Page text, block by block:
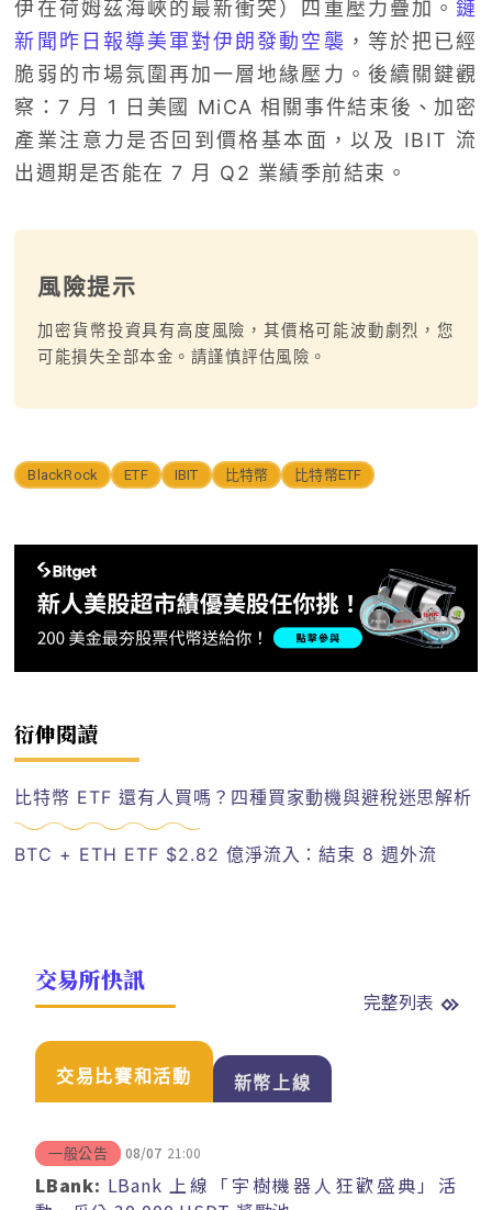
伊在荷姆茲海峽的最新衝突）四重壓力疊加。鏈
新聞昨日報導美軍對伊朗發動空襲 ，等於把已經
脆弱的市場氛圍再加一層地緣壓力。後續關鍵觀
察：7 月 1 日美國 MiCA 相關事件結束後、加密
產業注意力是否回到價格基本面，以及 IBIT 流
出週期是否能在 7 月 Q2 業績季前結束。
風險提示
加密貨幣投資具有高度風險，其價格可能波動劇烈，您
可能損失全部本金。請謹慎評估風險。
BlackRock ETF IBIT 比特幣 比特幣ETF
衍伸閱讀
比特幣 ETF 還有人買嗎？四種買家動機與避稅迷思解析
BTC + ETH ETF $2.82 億淨流入：結束 8 週外流
交易所快訊
完整列表
交易比賽和活動 新幣上線
一般公告 08/07 21:00
LBank: LBank 上線「宇樹機器人狂歡盛典」活